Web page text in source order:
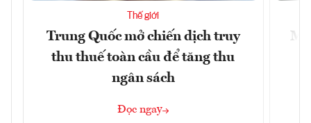
Thế giới
Trung Quốc mở chiến dịch truy
thu thuế toàn cầu để tăng thu
ngân sách
Đọc ngay